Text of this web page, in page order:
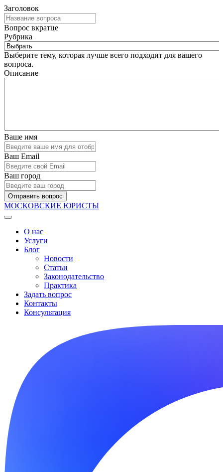
Заголовок
Вопрос вкратце
Рубрика
Выберите тему, которая лучше всего подходит для вашего
вопроса.
Описание
Ваше имя
Ваш Email
Ваш город
Отправить вопрос
МОСКОВСКИЕ ЮРИСТЫ
О нас
Услуги
Блог
Новости
Статьи
Законодательство
Практика
Задать вопрос
Контакты
Консультация